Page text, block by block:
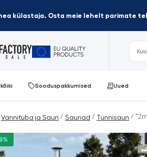
hea külastaja. Osta meie lehelt parimate
Sooduspakkumised Uued
Vannituba ja Saun / Saunad / Tünnisaun /